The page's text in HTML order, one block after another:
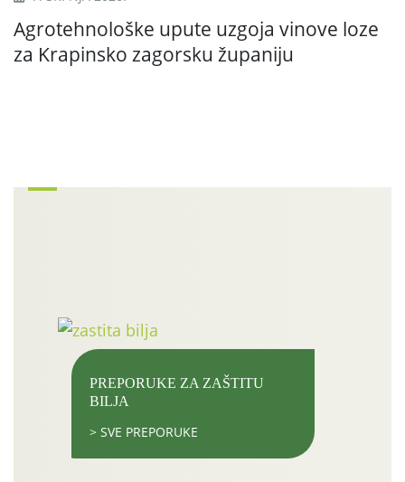
Agrotehnološke upute uzgoja vinove loze
za Krapinsko zagorsku županiju
PREPORUKE ZA ZAŠTITU
BILJA
> SVE PREPORUKE